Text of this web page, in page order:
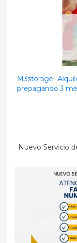
M3storage-
prepagando 3
Nuevo Servicio